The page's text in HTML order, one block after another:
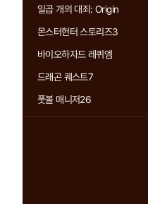
일곱 개의 대죄: Origin
몬스터헌터 스토리즈3
바이오하자드 레퀴엠
드래곤 퀘스트7
풋볼 매니저26